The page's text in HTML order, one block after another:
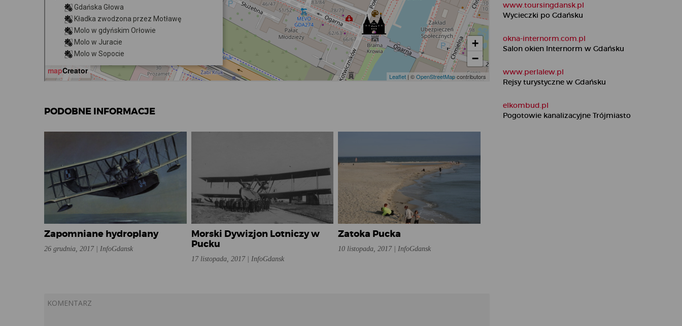
PODOBNE INFORMACJE
Zapomniane hydroplany
26 grudnia, 2017 | InfoGdansk
Morski Dywizjon Lotniczy w
Pucku
17 listopada, 2017 | InfoGdansk
Zatoka Pucka
10 listopada, 2017 | InfoGdansk
www.toursingdansk.pl
Wycieczki po Gdańsku
okna-internorm.com.pl
Salon okien Internorm w Gdańsku
www.perlalew.pl
Rejsy turystyczne w Gdańsku
elkombud.pl
Pogotowie kanalizacyjne Trójmiasto